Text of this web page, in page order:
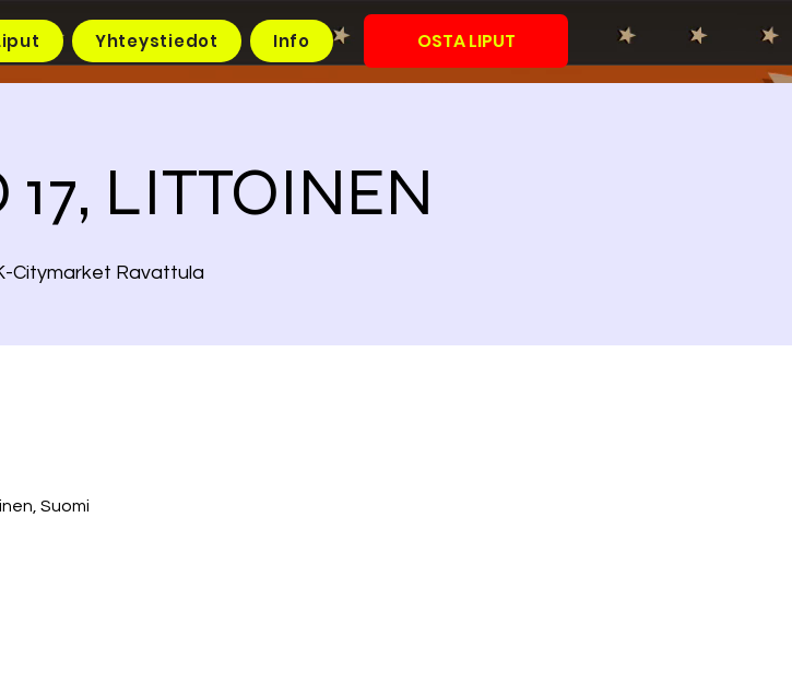
Yhteystiedot Info OSTA LIPUT
17, LITTOINEN
Citymarket Ravattula
Suomi